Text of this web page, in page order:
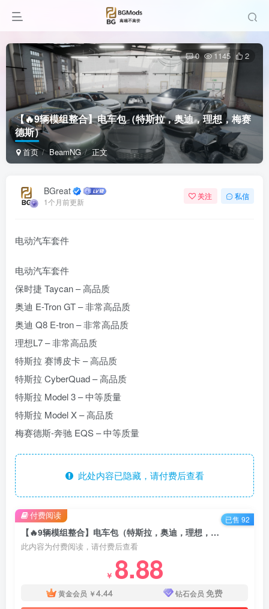
【🔥9辆模组整合】电车包（特斯拉，奥迪，理想，梅赛
德斯）
首页 BeamNG 正文
0 1145 2
BGreat
1个月前更新
关注 私信
电动汽车套件
电动汽车套件
保时捷 Taycan – 高品质
奥迪 E-Tron GT – 非常高品质
奥迪 Q8 E-tron – 非常高品质
理想L7 – 非常高品质
特斯拉 赛博皮卡 – 高品质
特斯拉 CyberQuad – 高品质
特斯拉 Model 3 – 中等质量
特斯拉 Model X – 高品质
梅赛德斯-奔驰 EQS – 中等质量
此处内容已隐藏，请付费后查看
【🔥9辆模组整合】电车包（特斯拉，奥迪，理想，梅赛德斯）
此内容为付费阅读，请付费后查看
￥ 8.88
黄金会员 ￥4.44 钻石会员 免费
付费阅读 已售 92